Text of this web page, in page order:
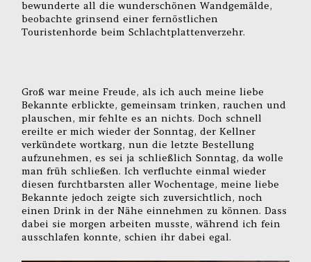
bewunderte all die wunderschönen Wandgemälde,
beobachte grinsend einer fernöstlichen
Touristenhorde beim Schlachtplattenverzehr.
Groß war meine Freude, als ich auch meine liebe
Bekannte erblickte, gemeinsam trinken, rauchen und
plauschen, mir fehlte es an nichts. Doch schnell
ereilte er mich wieder der Sonntag, der Kellner
verkündete wortkarg, nun die letzte Bestellung
aufzunehmen, es sei ja schließlich Sonntag, da wolle
man früh schließen. Ich verfluchte einmal wieder
diesen furchtbarsten aller Wochentage, meine liebe
Bekannte jedoch zeigte sich zuversichtlich, noch
einen Drink in der Nähe einnehmen zu können. Dass
dabei sie morgen arbeiten musste, während ich fein
ausschlafen konnte, schien ihr dabei egal.